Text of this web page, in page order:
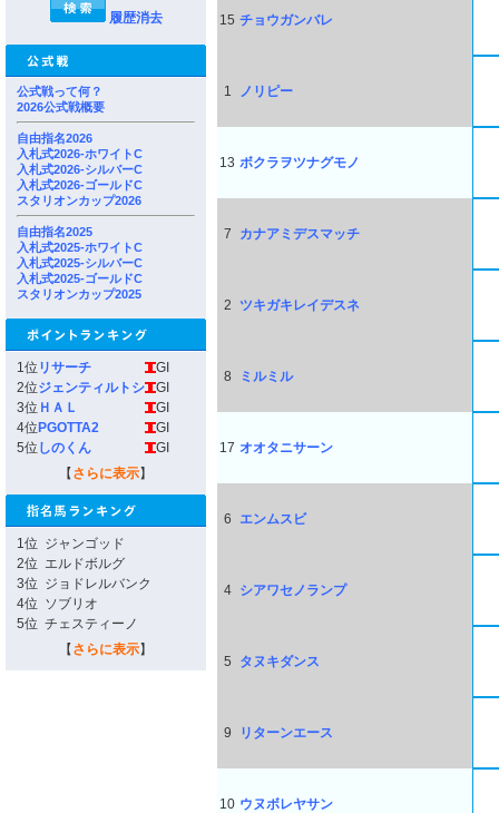
履歴消去
公式戦って何？
2026公式戦概要
自由指名2026
入札式2026-ホワイトC
入札式2026-シルバーC
入札式2026-ゴールドC
スタリオンカップ2026
自由指名2025
入札式2025-ホワイトC
入札式2025-シルバーC
入札式2025-ゴールドC
スタリオンカップ2025
1位 リサーチ
GI
2位ジェンティルトシ
GI
3位 ＨＡＬ
GI
4位 PGOTTA2
GI
5位 しのくん
GI
【 さらに表示】
1位 ジャンゴッド
2位 エルドボルグ
3位 ジョドレルバンク
4位 ソブリオ
5位 チェスティーノ
【 さらに表示】
15 チョウガンバレ
1 ノリピー
13 ボクラヲツナグモノ
7 カナアミデスマッチ
2 ツキガキレイデスネ
8 ミルミル
17 オオタニサーン
6 エンムスビ
4 シアワセノランプ
5 タヌキダンス
9 リターンエース
10 ウヌボレヤサン